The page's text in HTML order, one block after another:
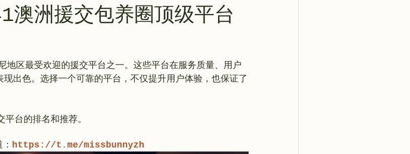
澳洲援交包养圈顶级平台
地区最受欢迎的援交平台之一。这些平台在服务质量、用户
出色。选择一个可靠的平台，不仅提升用户体验，也保证了
https://t.me/missbunnyzh